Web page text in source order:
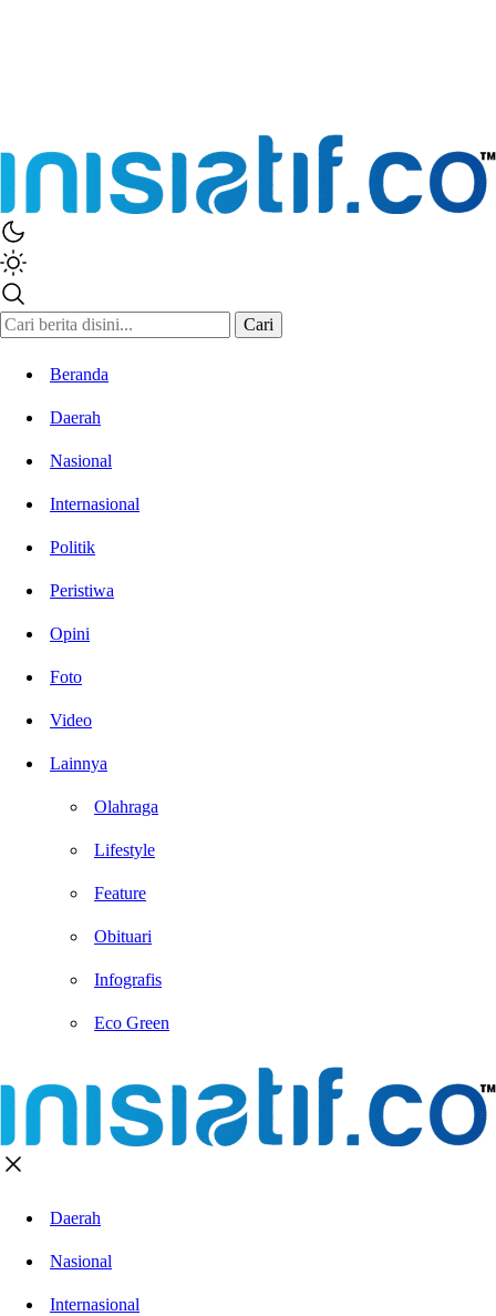
Cari
Beranda
Daerah
Nasional
Internasional
Politik
Peristiwa
Opini
Foto
Video
Lainnya
Olahraga
Lifestyle
Feature
Obituari
Infografis
Eco Green
Daerah
Nasional
Internasional